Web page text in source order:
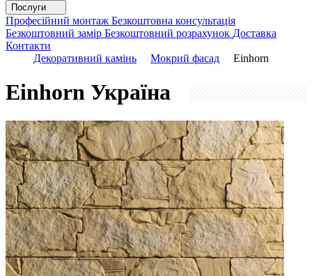
Послуги
Професійний монтаж Безкоштовна консультація
Безкоштовний замір Безкоштовний розрахунок Доставка
Контакти
Декоративний камінь
Мокрий фасад Einhorn
Einhorn Україна